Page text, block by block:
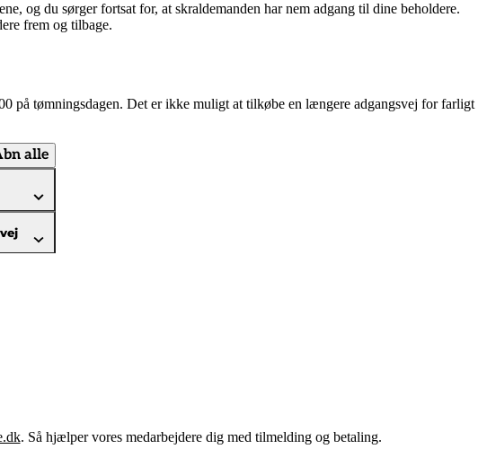
og du sørger fortsat for, at skraldemanden har nem adgang til dine beholdere.
frem og tilbage.
på tømningsdagen. Det er ikke muligt at tilkøbe en længere adgangsvej for farligt
alle
. Så hjælper vores medarbejdere dig med tilmelding og betaling.